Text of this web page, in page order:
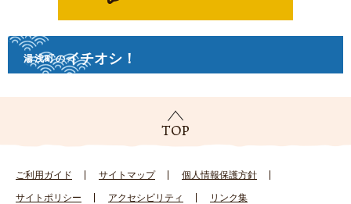
湯浅町のイチオシ！
ご利用ガイド サイトマップ 個人情報保護方針
サイトポリシー アクセシビリティ リンク集